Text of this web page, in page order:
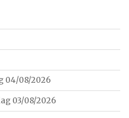
04/08/2026
03/08/2026